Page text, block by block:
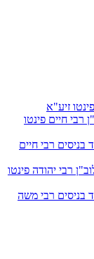
זיע"א
רבי חיים פינטו
רבי חיים
רבי יהודה פינטו
בניסים רבי משה